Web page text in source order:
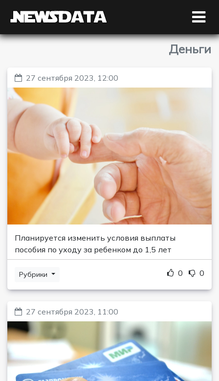
Деньги
27 сентября 2023, 12:00
Планируется изменить условия выплаты
пособия по уходу за ребенком до 1,5 лет
Рубрики 0 0
27 сентября 2023, 11:00